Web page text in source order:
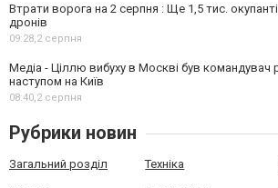
Втрати ворога на 2 серпня : Ще 1,5 тис.
дронів
09:28, 2 серпня
Медіа - Ціллю вибуху в Москві був командувач
наступом на Київ
08:40, 2 серпня
Рубрики новин
Загальний розділ Техніка